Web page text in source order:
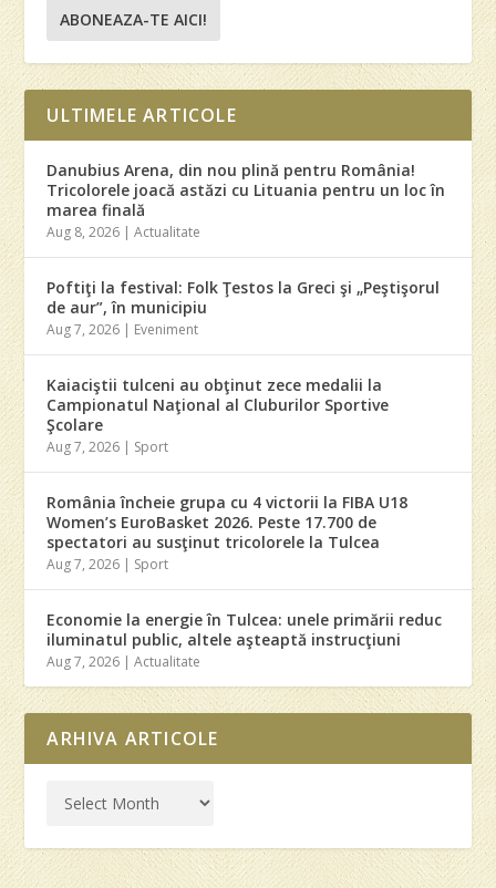
ABONEAZA-TE AICI!
ULTIMELE ARTICOLE
Danubius Arena, din nou plină pentru România!
Tricolorele joacă astăzi cu Lituania pentru un loc în
marea finală
Aug 8, 2026 |Actualitate
Poftiţi la festival: Folk Ţestos la Greci şi „Peştişorul
de aur”, în municipiu
Aug 7, 2026 | Eveniment
Kaiaciştii tulceni au obţinut zece medalii la
Campionatul Naţional al Cluburilor Sportive
Şcolare
Aug 7, 2026 | Sport
România încheie grupa cu 4 victorii la FIBA U18
Women’s EuroBasket 2026. Peste 17.700 de
spectatori au susţinut tricolorele la Tulcea
Aug 7, 2026 | Sport
Economie la energie în Tulcea: unele primării reduc
iluminatul public, altele aşteaptă instrucţiuni
Aug 7, 2026 |Actualitate
ARHIVA ARTICOLE